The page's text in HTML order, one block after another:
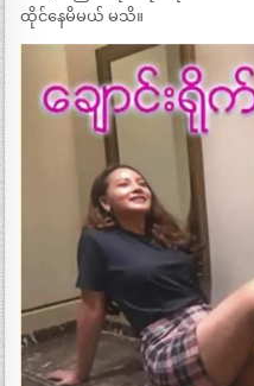
ထိုင်နေမိမယ် မသိ။